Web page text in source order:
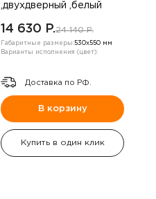
,двухдверный ,белый
14 630 P.24 140 P.
Габаритные размеры:530х550 мм
Варианты исполнения (цвет):
Доставка по РФ.
В корзину
Купить в один клик